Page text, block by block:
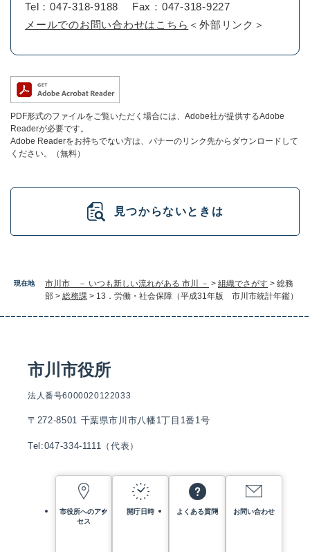
現在地 市川市 － いつも新しい流れがある 市川 － > 組織でさがす > 総務
部 > 総務課 > 13．労働・社会保障（平成31年版 市川市統計年鑑）
Tel：047-318-9188
Fax：047-318-9227
メールでのお問い合わせはこちら ＜外部リンク＞
PDF形式のファイルをご覧いただく場合には、Adobe社が提供するAdobe
Readerが必要です。
Adobe Readerをお持ちでない方は、バナーのリンク先からダウンロードして
ください。（無料）
見つからないときは
市川市役所
法人番号6000020122033
〒272-8501 千葉県市川市八幡1丁目1番1号
Tel:047-334-1111（代表）
市役所へのアク
セス
開庁日時 よくある質問 お問い合わせ